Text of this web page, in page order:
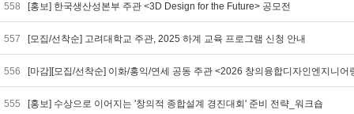
558 [홍보] 한국생산성본부 주관 <3D Design for the Future> 공모전
557 [모집/선착순] 고려대학교 주관, 2025 하계 교육 프로그램 신청 안내
556 [마감][모집/선착순] 이화/홍익/연세 공동 주관 <2026 창의융합디자인엔지니어
555 [홍보] 수상으로 이어지는 '창의적 종합설계 경진대회' 준비 전략_워크숍